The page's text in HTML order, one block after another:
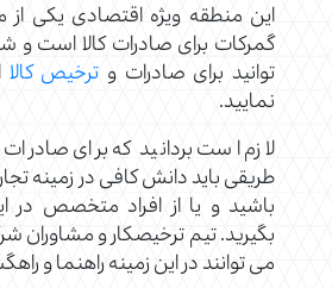
این منطقه ویژه اقتصادی یکی
گمرکات برای صادرات کالا است و
توانید برای صادرات و ترخیص کالا
نمایید.
لازم است بردانید که برای صادرات
طریقی باید دانش کافی در زمینه
باشید و یا از افراد متخصص
بگیرید. تیم ترخیصکار و
می توانند در این زمینه راهنما و